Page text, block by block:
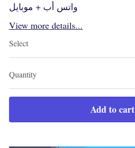
واتس أب + موبايل
View more details...
Select
Quantity
Add to cart